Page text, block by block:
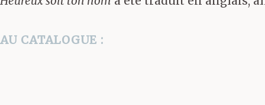
AU CATALOGUE :